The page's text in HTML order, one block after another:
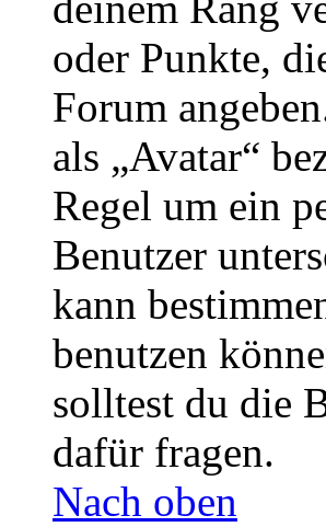
oder Punkte,
Forum
als „Avatar“
Regel um ein
Benutzer
kann
benutzen
solltest du die
dafür fragen.
Nach oben